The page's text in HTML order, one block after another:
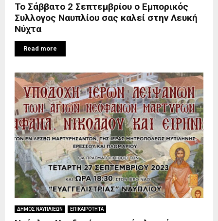
Το Σάββατο 2 Σεπτεμβρίου ο Εμπορικός
Συλλογος Ναυπλίου σας καλεί στην Λευκή
Νύχτα
Read more
ΔΗΜΟΣ ΝΑΥΠΛΙΕΩΝ ΕΠΙΚΑΙΡΟΤΗΤΑ